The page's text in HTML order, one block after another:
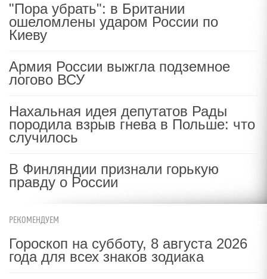
Александр ИЛЬИН | 18:29, 26 июл 2018
ПО ТЕМЕ
Украина испытала запрещенные
"Пора убрать": в Британии
ошеломлены ударом России по
Киеву
Армия России выжгла подземное
логово ВСУ
Нахальная идея депутатов Рады
породила взрыв гнева в Польше: что
случилось
В Финляндии признали горькую
правду о России
РЕКОМЕНДУЕМ
Гороскоп на субботу, 8 августа 2026
года для всех знаков зодиака